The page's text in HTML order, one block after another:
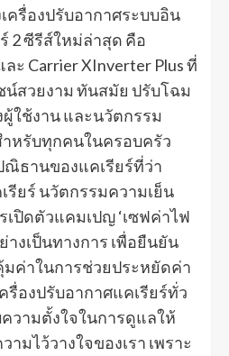
ครื่องปรับอากาศระบบอิน
2 ซีรีส์ใหม่ล่าสุด คือ
ละ Carrier XInverter Plus ที่
สวยงาม ทันสมัย ปรับโฉม
ใช้งาน และนวัตกรรม
หรับทุกคนในครอบครัว
ธานของแคเรียร์ที่ว่า
รียร์ นวัตกรรมความเย็น
เปิดตัวแคมเปญ ‘เซฟค่าไฟ
างเป็นทางการ เพื่อยืนยัน
ค่าในการช่วยประหยัดค่า
รื่องปรับอากาศแคเรียร์ทั่ว
วามตั้งใจในการดูแลให้
มไว้วางใจของเรา เพราะ